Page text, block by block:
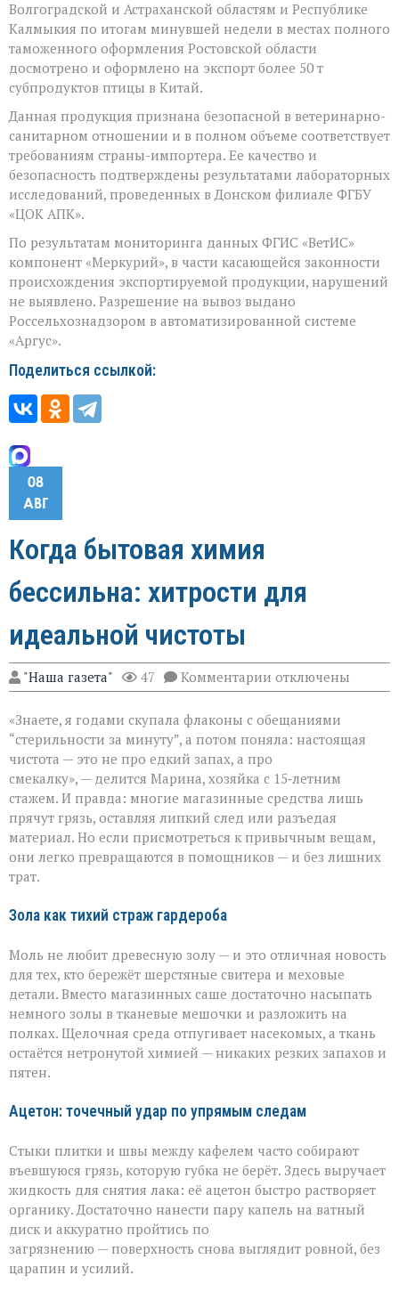
Ростовской
области
экспортировано
более
50
птицы
в
Китай
Волгоградской и Астраханской областям и Республике
Калмыкия по итогам минувшей недели в местах полного
таможенного оформления Ростовской области
досмотрено и оформлено на экспорт более 50 т
субпродуктов птицы в Китай.
Данная продукция признана безопасной в ветеринарно-
санитарном отношении и в полном объеме соответствует
требованиям страны-импортера. Ее качество и
безопасность подтверждены результатами лабораторных
исследований, проведенных в Донском филиале ФГБУ
«ЦОК АПК».
По результатам мониторинга данных ФГИС «ВетИС»
компонент «Меркурий», в части касающейся законности
происхождения экспортируемой продукции, нарушений
не выявлено. Разрешение на вывоз выдано
Россельхознадзором в автоматизированной системе
«Аргус».
Поделиться ссылкой:
08
АВГ
Когда бытовая химия
бессильна: хитрости для
идеальной чистоты
"Наша газета" 47 Комментарии к
записи
бытовая
химия
хитрости
для
идеальной
чистоты
отключены
«Знаете, я годами скупала флаконы с обещаниями
“стерильности за минуту”, а потом поняла: настоящая
чистота — это не про едкий запах, а про
смекалку», — делится Марина, хозяйка с 15‑летним
стажем. И правда: многие магазинные средства лишь
прячут грязь, оставляя липкий след или разъедая
материал. Но если присмотреться к привычным вещам,
они легко превращаются в помощников — и без лишних
трат.
Зола как тихий страж гардероба
Моль не любит древесную золу — и это отличная новость
для тех, кто бережёт шерстяные свитера и меховые
детали. Вместо магазинных саше достаточно насыпать
немного золы в тканевые мешочки и разложить на
полках. Щелочная среда отпугивает насекомых, а ткань
остаётся нетронутой химией — никаких резких запахов и
пятен.
Ацетон: точечный удар по упрямым следам
Стыки плитки и швы между кафелем часто собирают
въевшуюся грязь, которую губка не берёт. Здесь выручает
жидкость для снятия лака: её ацетон быстро растворяет
органику. Достаточно нанести пару капель на ватный
диск и аккуратно пройтись по
загрязнению — поверхность снова выглядит ровной, без
царапин и усилий.